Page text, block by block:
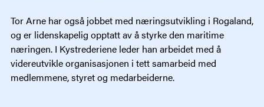
Tor Arne har også jobbet med næringsutvikling i Rogaland,
og er lidenskapelig opptatt av å styrke den maritime
næringen. I Kystrederiene leder han arbeidet med å
videreutvikle organisasjonen i tett samarbeid med
medlemmene, styret og medarbeiderne.